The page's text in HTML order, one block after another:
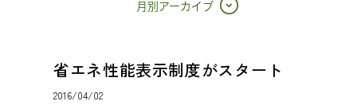
月別アーカイブ
省エネ性能表示制度がスタート
2016/04/02